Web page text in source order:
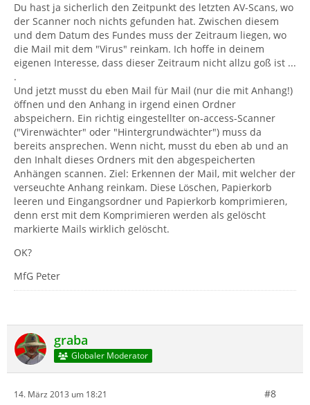
Du hast ja sicherlich den Zeitpunkt des letzten AV-Scans, wo
der Scanner noch nichts gefunden hat. Zwischen diesem
und dem Datum des Fundes muss der Zeitraum liegen, wo
die Mail mit dem "Virus" reinkam. Ich hoffe in deinem
eigenen Interesse, dass dieser Zeitraum nicht allzu goß ist ...
.
Und jetzt musst du eben Mail für Mail (nur die mit Anhang!)
öffnen und den Anhang in irgend einen Ordner
abspeichern. Ein richtig eingestellter on-access-Scanner
("Virenwächter" oder "Hintergrundwächter") muss da
bereits ansprechen. Wenn nicht, musst du eben ab und an
den Inhalt dieses Ordners mit den abgespeicherten
Anhängen scannen. Ziel: Erkennen der Mail, mit welcher der
verseuchte Anhang reinkam. Diese Löschen, Papierkorb
leeren und Eingangsordner und Papierkorb komprimieren,
denn erst mit dem Komprimieren werden als gelöscht
markierte Mails wirklich gelöscht.
OK?
MfG Peter
graba
Globaler Moderator
14. März 2013 um 18:21 #8